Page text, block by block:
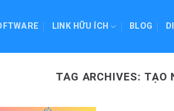
LINK HỮU ÍCH BLOG
TAG ARCHIVES: TẠO